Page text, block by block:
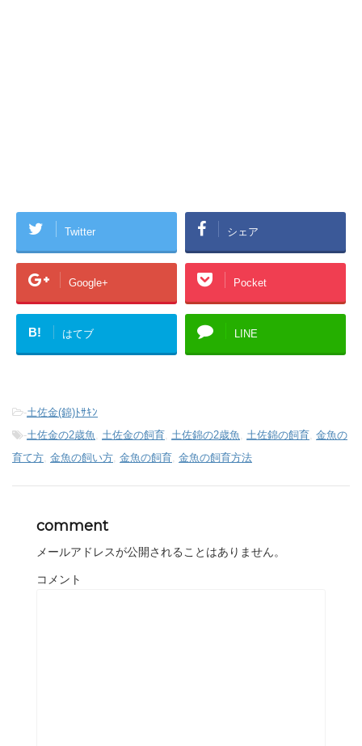
Twitter シェア
Google+ Pocket
B! はてブ LINE
-土佐金(錦)ﾄｻｷﾝ
-土佐金の2歳魚, 土佐金の飼育, 土佐錦の2歳魚, 土佐錦の飼育, 金魚の
育て方, 金魚の飼い方, 金魚の飼育, 金魚の飼育方法
comment
メールアドレスが公開されることはありません。
コメント